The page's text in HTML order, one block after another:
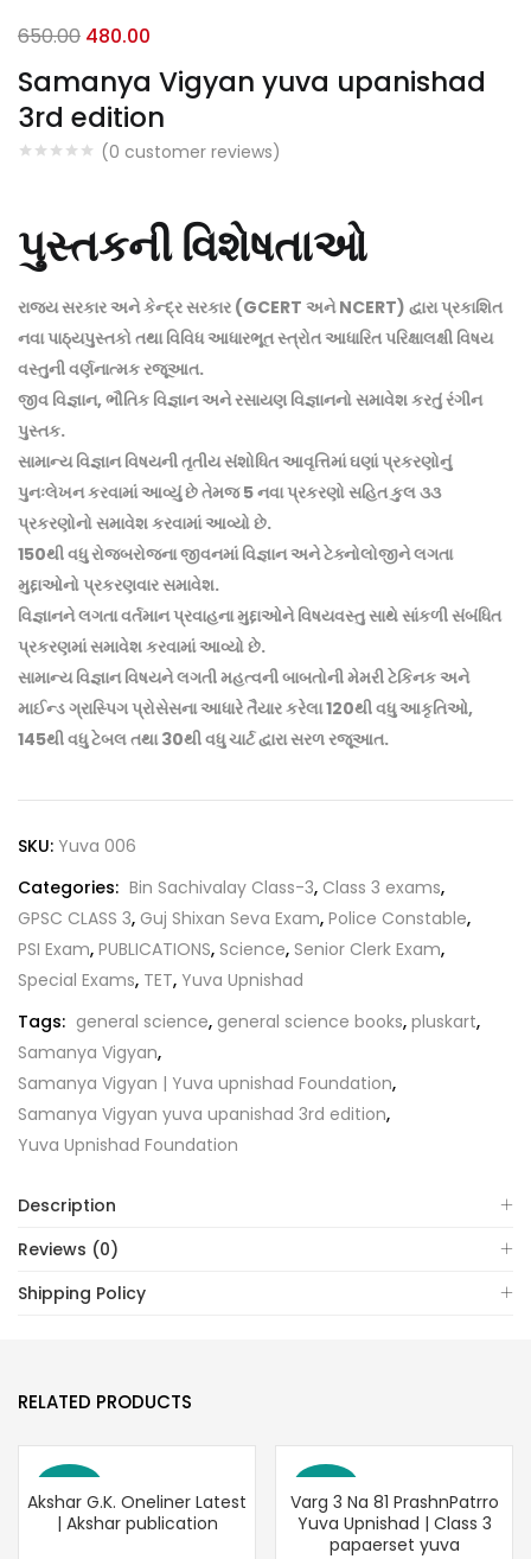
Samanya Vigyan yuva upanishad
3rd edition
(0 customer reviews)
650.00 Original
was:
₹650.00.
480.00
price
is:
₹480.00.
પુસ્તકની વિશેષતાઓ
રાજ્ય સરકાર અને કેન્દ્ર સરકાર (GCERT અને NCERT) દ્વારા પ્રકાશિત
નવા પાઠ્યપુસ્તકો તથા વિવિધ આધારભૂત સ્ત્રોત આધારિત પરિક્ષાલક્ષી વિષય
વસ્તુની વર્ણનાત્મક રજૂઆત.
જીવ વિજ્ઞાન, ભૌતિક વિજ્ઞાન અને રસાયણ વિજ્ઞાનનો સમાવેશ કરતું રંગીન
પુસ્તક.
સામાન્ય વિજ્ઞાન વિષયની તૃતીય સંશોધિત આવૃત્તિમાં ઘણાં પ્રકરણોનું
પુનઃલેખન કરવામાં આવ્યું છે તેમજ 5 નવા પ્રકરણો સહિત કુલ ૩૩
પ્રકરણોનો સમાવેશ કરવામાં આવ્યો છે.
150થી વધુ રોજબરોજના જીવનમાં વિજ્ઞાન અને ટેક્નોલોજીને લગતા
મુદ્દાઓનો પ્રકરણવાર સમાવેશ.
વિજ્ઞાનને લગતા વર્તમાન પ્રવાહના મુદ્દાઓને વિષયવસ્તુ સાથે સાંકળી સંબંધિત
પ્રકરણમાં સમાવેશ કરવામાં આવ્યો છે.
સામાન્ય વિજ્ઞાન વિષયને લગતી મહત્વની બાબતોની મેમરી ટેકિનક અને
માઈન્ડ ગ્રાસ્પિગ પ્રોસેસના આધારે તૈયાર કરેલા 120થી વધુ આકૃતિઓ,
145થી વધુ ટેબલ તથા 30થી વધુ ચાર્ટ દ્વારા સરળ રજૂઆત.
SKU: Yuva 006
Categories: Bin Sachivalay Class-3, Class 3 exams,
GPSC CLASS 3, Guj Shixan Seva Exam, Police Constable,
PSI Exam, PUBLICATIONS, Science, Senior Clerk Exam,
Special Exams, TET, Yuva Upnishad
Tags: general science, general science books, pluskart,
Samanya Vigyan,
Samanya Vigyan | Yuva upnishad Foundation,
Samanya Vigyan yuva upanishad 3rd edition,
Yuva Upnishad Foundation
Description
Reviews (0)
Shipping Policy
RELATED PRODUCTS
Save 19%
Akshar G.K. Oneliner Latest
| Akshar publication
Save 31%
Varg 3 Na 81 PrashnPatrro
Yuva Upnishad | Class 3
papaerset yuva